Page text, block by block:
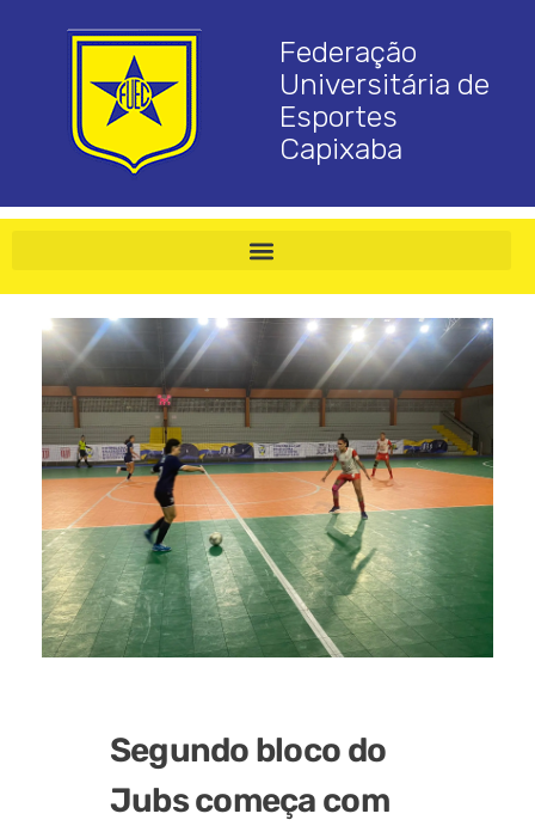
Federação
Universitária de
Esportes
Capixaba
Segundo bloco do
Jubs começa com